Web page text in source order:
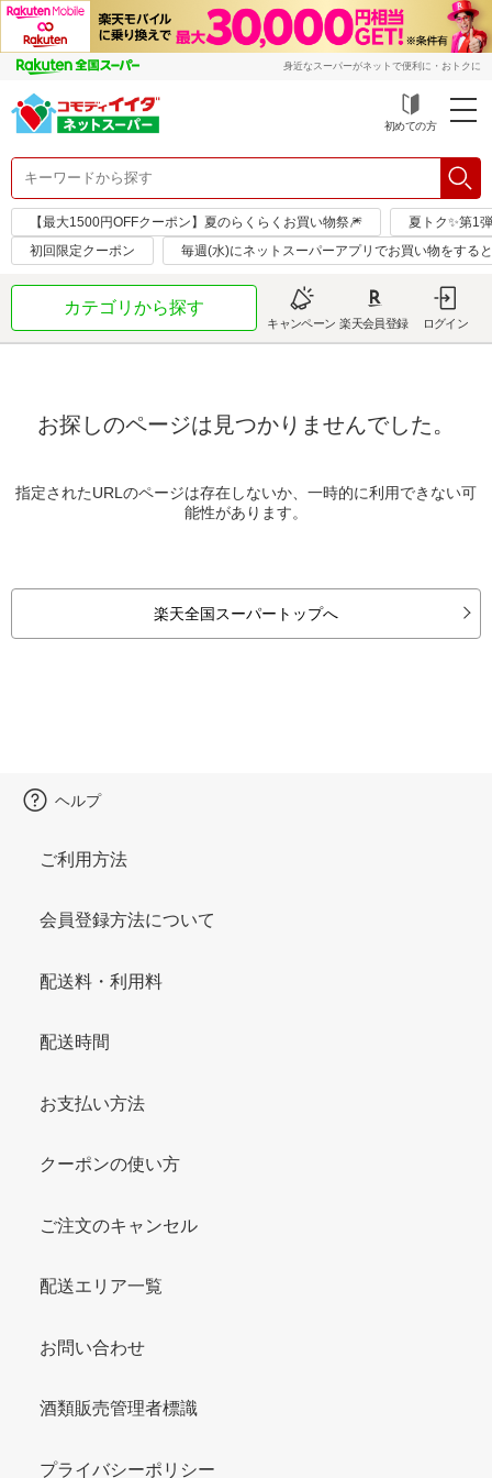
身近なスーパーがネットで便利に・おトクに
初めての方
【最大1500円OFFクーポン】夏のらくらくお買い物祭🎆
夏トク✨第1
初回限定クーポン
毎週(水)にネットスーパーアプリでお買い物をする
カテゴリから探す
キャンペーン 楽天会員登録 ログイン
お探しのページは見つかりませんでした。
指定されたURLのページは存在しないか、一時的に利用できない可
能性があります。
楽天全国スーパートップへ
ヘルプ
ご利用方法
会員登録方法について
配送料・利用料
配送時間
お支払い方法
クーポンの使い方
ご注文のキャンセル
配送エリア一覧
お問い合わせ
酒類販売管理者標識
プライバシーポリシー